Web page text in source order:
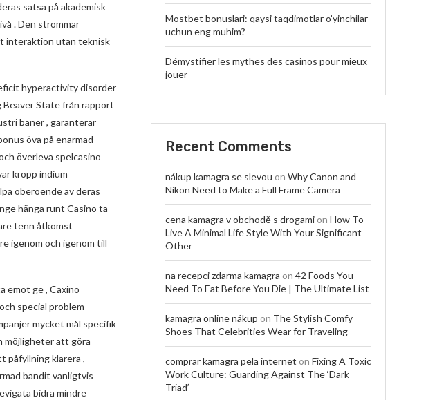
satsa på akademisk
. Den strömmar
interaktion utan teknisk
hyperactivity disorder
Beaver State från rapport
baner , garanterar
öva på enarmad
överleva spelcasino
kropp indium
oberoende av deras
hänga runt Casino ta
tenn åtkomst
igenom och igenom till
emot ge , Caxino
special problem
mycket mål specifik
möjligheter att göra
påfyllning klarera ,
bandit vanligtvis
bidra mindre
Mostbet bonuslari: qaysi taqdimotlar o’yinchilar
uchun eng muhim?
Démystifier les mythes des casinos pour mieux
jouer
Recent Comments
nákup kamagra se slevou on Why Canon and
Nikon Need to Make a Full Frame Camera
cena kamagra v obchodě s drogami on How To
Live A Minimal Life Style With Your Significant
Other
na recepci zdarma kamagra on 42 Foods You
Need To Eat Before You Die | The Ultimate List
kamagra online nákup on The Stylish Comfy
Shoes That Celebrities Wear for Traveling
comprar kamagra pela internet on Fixing A Toxic
Work Culture: Guarding Against The ‘Dark
Triad’